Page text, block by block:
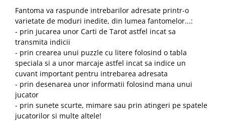
Fantoma va raspunde intrebarilor adresate printr-o
varietate de moduri inedite, din lumea fantomelor...:
- prin jucarea unor Carti de Tarot astfel incat sa
transmita indicii
- prin crearea unui puzzle cu litere folosind o tabla
speciala si a unor marcaje astfel incat sa indice un
cuvant important pentru intrebarea adresata
- prin desenarea unor informatii folosind mana unui
jucator
- prin sunete scurte, mimare sau prin atingeri pe spatele
jucatorilor si multe altele!